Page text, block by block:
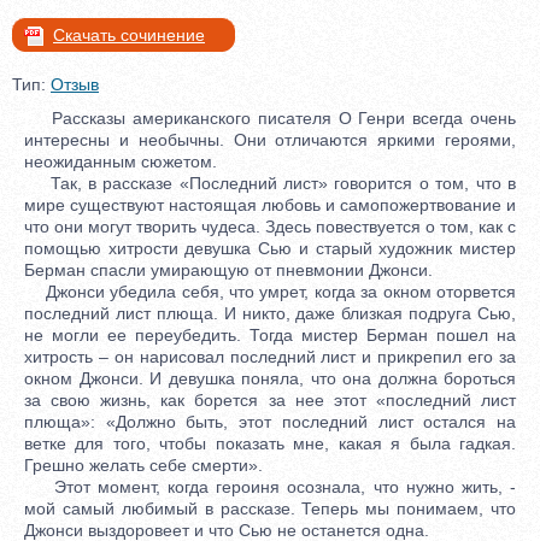
Скачать сочинение
Тип: Отзыв
Рассказы американского писателя О Генри всегда очень
интересны и необычны. Они отличаются яркими героями,
неожиданным сюжетом.
Так, в рассказе «Последний лист» говорится о том, что в
мире существуют настоящая любовь и самопожертвование и
что они могут творить чудеса. Здесь повествуется о том, как с
помощью хитрости девушка Сью и старый художник мистер
Берман спасли умирающую от пневмонии Джонси.
Джонси убедила себя, что умрет, когда за окном оторвется
последний лист плюща. И никто, даже близкая подруга Сью,
не могли ее переубедить. Тогда мистер Берман пошел на
хитрость – он нарисовал последний лист и прикрепил его за
окном Джонси. И девушка поняла, что она должна бороться
за свою жизнь, как борется за нее этот «последний лист
плюща»: «Должно быть, этот последний лист остался на
ветке для того, чтобы показать мне, какая я была гадкая.
Грешно желать себе смерти».
Этот момент, когда героиня осознала, что нужно жить, -
мой самый любимый в рассказе. Теперь мы понимаем, что
Джонси выздоровеет и что Сью не останется одна.